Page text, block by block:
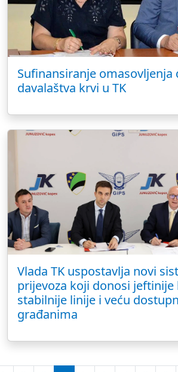
Sufinansiranje
davalaštva krvi u TK
Vlada TK uspostavlja novi
prijevoza koji donosi jeftinije
stabilnije linije i veću
građanima